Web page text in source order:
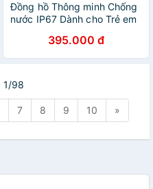
Đồng hồ Thông minh Chống
nước IP67 Dành cho Trẻ em
Hàng chính hãng
395.000 đ
1/98
7 8 9 10 »